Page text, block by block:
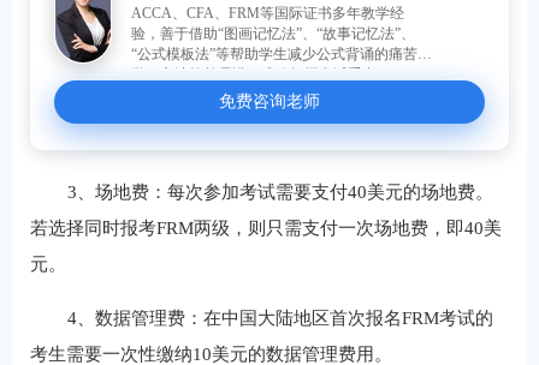
ACCA、CFA、FRM等国际证书多年教学经
验，善于借助“图画记忆法”、“故事记忆法”、
“公式模板法”等帮助学生减少公式背诵的痛苦。
学习方法简单易懂，准确把握考试重点。
免费咨询老师
‌3、场地费‌：每次参加考试需要支付40美元的场地费。
若选择同时报考FRM两级，则只需支付一次场地费，即40美
元。
‌4、数据管理费‌：在中国大陆地区首次报名FRM考试的
考生需要一次性缴纳10美元的数据管理费用。